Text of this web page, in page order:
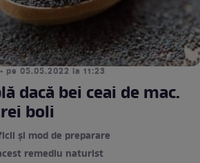
• pe 05.05.2022 la 11:23
dacă bei ceai de mac.
boli
și mod de preparare
remediu naturist